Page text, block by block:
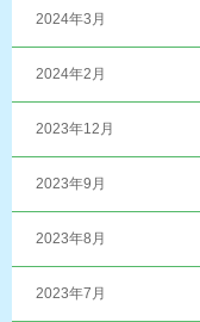
2024年3月
2024年2月
2023年12月
2023年9月
2023年8月
2023年7月